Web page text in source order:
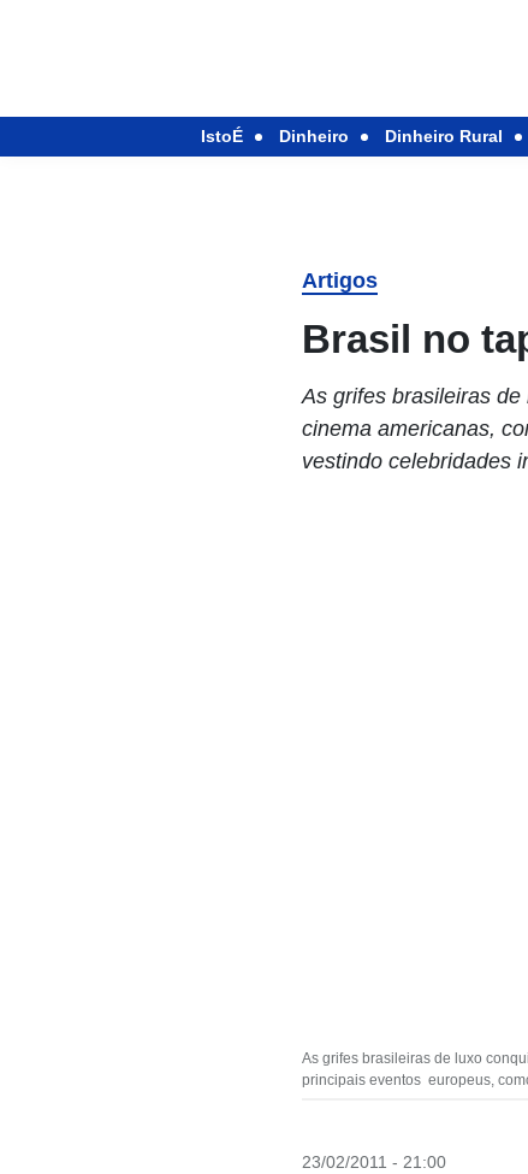
IstoÉ Dinheiro Dinheiro Rural
Artigos
Brasil no
As grifes brasileiras
cinema americanas,
vestindo celebridades
As grifes brasileiras de luxo
principais eventos europeus,
23/02/2011 - 21:00